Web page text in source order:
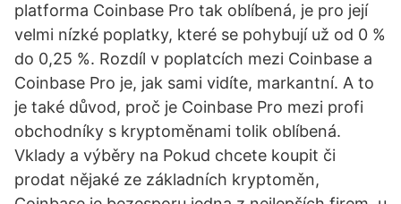
platforma Coinbase Pro tak oblíbená, je pro její
velmi nízké poplatky, které se pohybují už od 0 %
do 0,25 %. Rozdíl v poplatcích mezi Coinbase a
Coinbase Pro je, jak sami vidíte, markantní. A to
je také důvod, proč je Coinbase Pro mezi profi
obchodníky s kryptoměnami tolik oblíbená.
Vklady a výběry na Pokud chcete koupit či
prodat nějaké ze základních kryptoměn,